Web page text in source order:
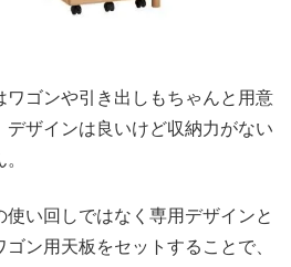
ワゴンや引き出しもちゃんと用意
デザインは良いけど収納力がない
使い回しではなく専用デザインと
ン用天板をセットすることで、